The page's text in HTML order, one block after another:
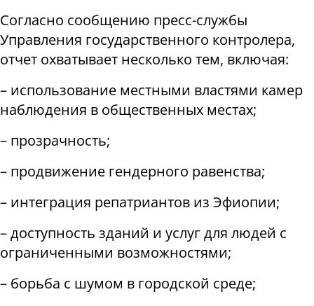
Согласно сообщению пресс-службы
Управления государственного контролера,
отчет охватывает несколько тем, включая:
– использование местными властями камер
наблюдения в общественных местах;
– прозрачность;
– продвижение гендерного равенства;
– интеграция репатриантов из Эфиопии;
– доступность зданий и услуг для людей с
ограниченными возможностями;
– борьба с шумом в городской среде;